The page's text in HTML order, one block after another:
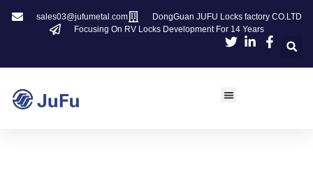
sales03@jufumetal.com
DongGuan JUFU Locks factory CO.LTD
Focusing On RV Locks Development For 14 Years